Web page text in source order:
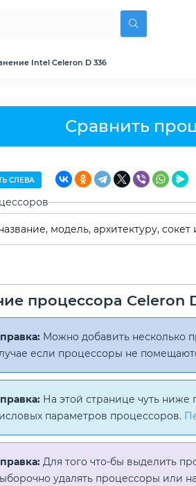
Intel Celeron D 336
Сравнить
СЛЕВА
процессора Celeron
Можно добавить несколько
если процессоры не
На этой странице чуть ниже
параметров процессоров.
Для того что-бы выделить
удалять процессоры или